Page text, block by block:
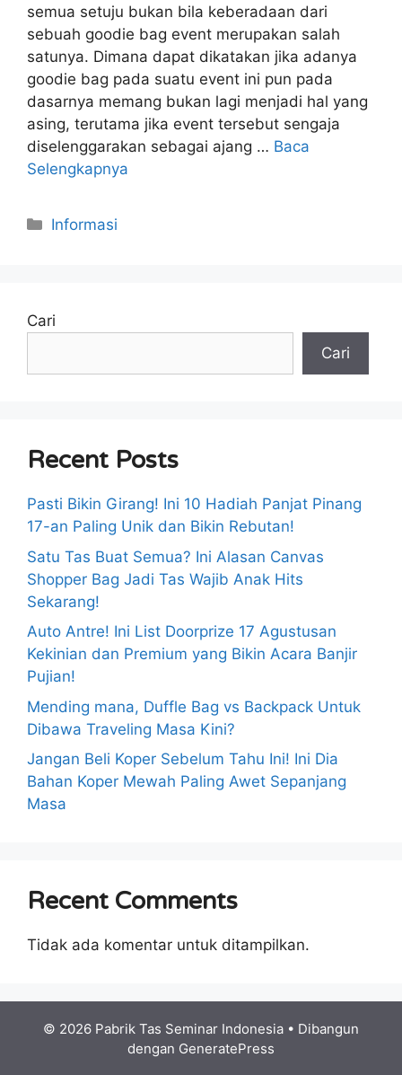
semua setuju bukan bila keberadaan dari
sebuah goodie bag event merupakan salah
satunya. Dimana dapat dikatakan jika adanya
goodie bag pada suatu event ini pun pada
dasarnya memang bukan lagi menjadi hal yang
asing, terutama jika event tersebut sengaja
diselenggarakan sebagai ajang … Baca
Selengkapnya
Kategori
Informasi
Cari
Cari
Recent Posts
Pasti Bikin Girang! Ini 10 Hadiah Panjat Pinang
17-an Paling Unik dan Bikin Rebutan!
Satu Tas Buat Semua? Ini Alasan Canvas
Shopper Bag Jadi Tas Wajib Anak Hits
Sekarang!
Auto Antre! Ini List Doorprize 17 Agustusan
Kekinian dan Premium yang Bikin Acara Banjir
Pujian!
Mending mana, Duffle Bag vs Backpack Untuk
Dibawa Traveling Masa Kini?
Jangan Beli Koper Sebelum Tahu Ini! Ini Dia
Bahan Koper Mewah Paling Awet Sepanjang
Masa
Recent Comments
Tidak ada komentar untuk ditampilkan.
© 2026 Pabrik Tas Seminar Indonesia • Dibangun
dengan GeneratePress